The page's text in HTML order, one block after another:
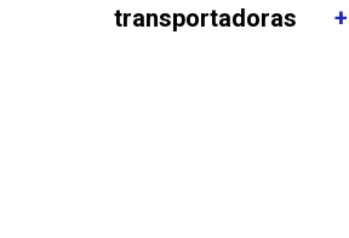
transportadoras
+